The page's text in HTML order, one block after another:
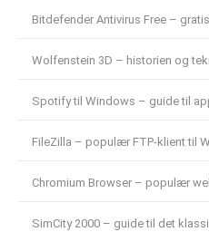
Bitdefender Antivirus Free –
Wolfenstein 3D – historien og
Spotify til Windows – guide til
FileZilla – populær FTP-klient til
Chromium Browser – populær
SimCity 2000 – guide til det